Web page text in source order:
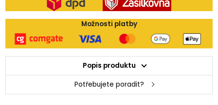
Možnosti platby
Popis produktu
Potřebujete poradit?